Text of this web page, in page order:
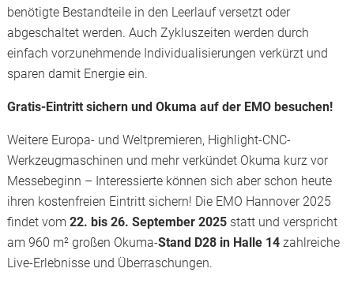
benötigte Bestandteile in den Leerlauf versetzt oder
abgeschaltet werden. Auch Zykluszeiten werden durch
einfach vorzunehmende Individualisierungen verkürzt und
sparen damit Energie ein.
Gratis-Eintritt sichern und Okuma auf der EMO besuchen!
Weitere Europa- und Weltpremieren, Highlight-CNC-
Werkzeugmaschinen und mehr verkündet Okuma kurz vor
Messebeginn – Interessierte können sich aber schon heute
ihren kostenfreien Eintritt sichern! Die EMO Hannover 2025
findet vom 22. bis 26. September 2025statt und verspricht
am 960 m² großen Okuma-Stand D28 in Halle 14 zahlreiche
Live-Erlebnisse und Überraschungen.